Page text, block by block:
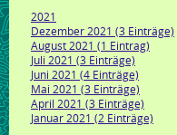
2021
Dezember 2021 (3 Einträge)
August 2021 (1 Eintrag)
Juli 2021 (3 Einträge)
Juni 2021 (4 Einträge)
Mai 2021 (3 Einträge)
April 2021 (3 Einträge)
Januar 2021 (2 Einträge)